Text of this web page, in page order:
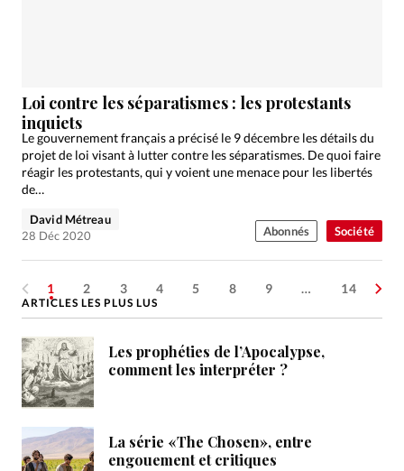
Société
Loi contre les séparatismes : les protestants
inquiets
Le gouvernement français a précisé le 9 décembre les détails du
projet de loi visant à lutter contre les séparatismes. De quoi faire
réagir les protestants, qui y voient une menace pour les libertés
de…
David Métreau
28 Déc 2020
Abonnés
1 2 3 4 5 8 9 … 14
ARTICLES LES PLUS LUS
Les prophéties de l’Apocalypse,
comment les interpréter ?
La série «The Chosen», entre
engouement et critiques